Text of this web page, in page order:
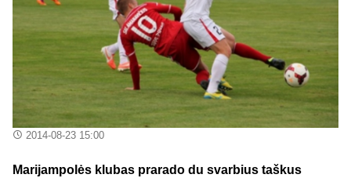
2014-08-23 15:00
Marijampolės klubas prarado du svarbius taškus